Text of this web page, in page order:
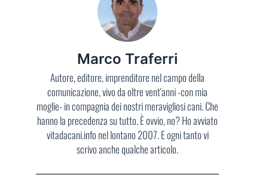
Marco Traferri
Autore, editore, imprenditore nel campo della
comunicazione, vivo da oltre vent'anni -con mia
moglie- in compagnia dei nostri meravigliosi cani. Che
hanno la precedenza su tutto. È ovvio, no? Ho avviato
vitadacani.info nel lontano 2007. E ogni tanto vi
scrivo anche qualche articolo.